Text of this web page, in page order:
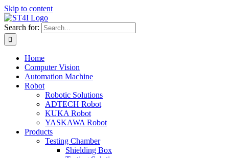
Skip to content
Search for:
Home
Computer Vision
Automation Machine
Robot
Robotic Solutions
ADTECH Robot
KUKA Robot
YASKAWA Robot
Products
Testing Chamber
Shielding Box